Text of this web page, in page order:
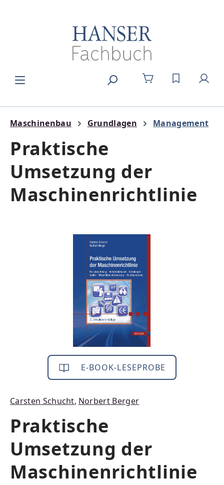
DU HAST 0
Maschinenbau Grundlagen Management
Praktische
Umsetzung der
Maschinenrichtlinie
Bildergalerie überspringen
E-BOOK-LESEPROBE
Carsten Schucht, Norbert Berger
Praktische
Umsetzung der
Maschinenrichtlinie